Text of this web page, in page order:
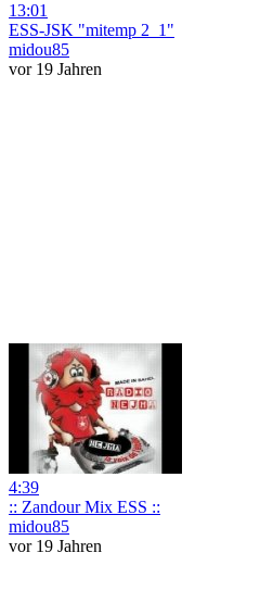
13:01
ESS-JSK "mitemp 2_1"
midou85
vor 19 Jahren
4:39
:: Zandour Mix ESS ::
midou85
vor 19 Jahren